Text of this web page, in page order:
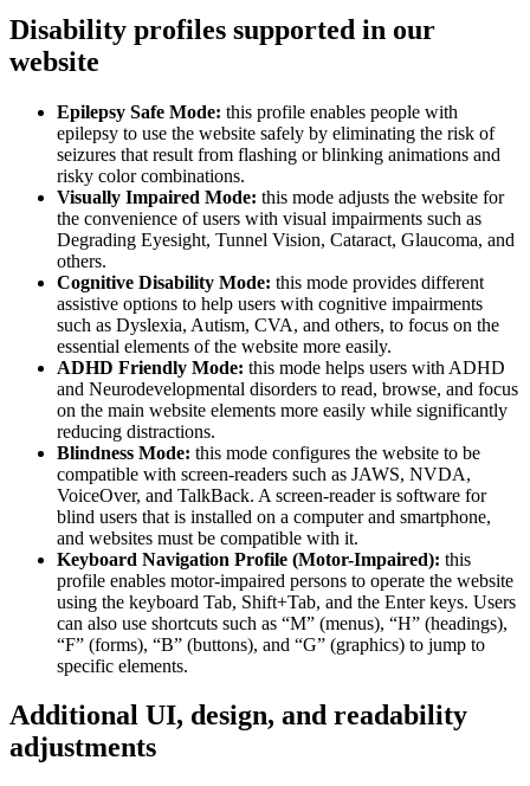
Disability profiles supported in our
website
Epilepsy Safe Mode: this profile enables people with
epilepsy to use the website safely by eliminating the risk of
seizures that result from flashing or blinking animations and
risky color combinations.
Visually Impaired Mode: this mode adjusts the website for
the convenience of users with visual impairments such as
Degrading Eyesight, Tunnel Vision, Cataract, Glaucoma, and
others.
Cognitive Disability Mode: this mode provides different
assistive options to help users with cognitive impairments
such as Dyslexia, Autism, CVA, and others, to focus on the
essential elements of the website more easily.
ADHD Friendly Mode: this mode helps users with ADHD
and Neurodevelopmental disorders to read, browse, and focus
on the main website elements more easily while significantly
reducing distractions.
Blindness Mode: this mode configures the website to be
compatible with screen-readers such as JAWS, NVDA,
VoiceOver, and TalkBack. A screen-reader is software for
blind users that is installed on a computer and smartphone,
and websites must be compatible with it.
Keyboard Navigation Profile (Motor-Impaired): this
profile enables motor-impaired persons to operate the website
using the keyboard Tab, Shift+Tab, and the Enter keys. Users
can also use shortcuts such as “M” (menus), “H” (headings),
“F” (forms), “B” (buttons), and “G” (graphics) to jump to
specific elements.
Additional UI, design, and readability
adjustments